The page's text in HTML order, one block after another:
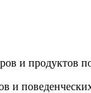
и продуктов
и